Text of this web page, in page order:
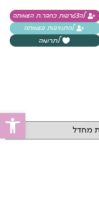
להצטרפות כחבר.ת העמותה
להתנדבות בעמותה
לתרומה